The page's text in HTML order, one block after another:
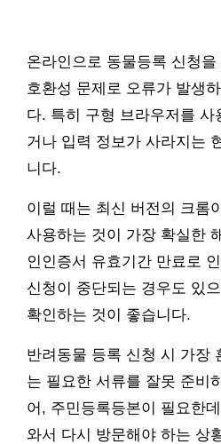
온라인으로 동물등록 신청
호환성 문제로 오류가 발생
다. 특히 구형 브라우저를 사
거나 입력 정보가 사라지는
니다.
이럴 때는 최신 버전의 크롬
사용하는 것이 가장 확실한
인인증서 유효기간 만료로
신청이 중단되는 경우도 있
확인하는 것이 좋습니다.
반려동물 등록 신청 시 가장
는 필요한 서류를 잘못 준비
어, 주민등록등본이 필요한
와서 다시 방문해야 하는 상